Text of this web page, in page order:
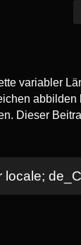
variabler
abbilden
Dieser
locale;